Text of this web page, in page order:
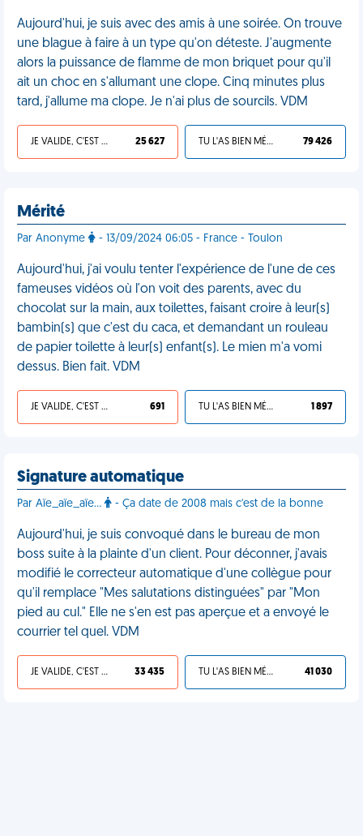
Aujourd'hui, je suis avec des amis à une soirée. On trouve
une blague à faire à un type qu'on déteste. J'augmente
alors la puissance de flamme de mon briquet pour qu'il
ait un choc en s'allumant une clope. Cinq minutes plus
tard, j'allume ma clope. Je n'ai plus de sourcils. VDM
JE VALIDE, C'EST UNE VDM 25 627 TU L'AS BIEN MÉRITÉ 79 426
Mérité
Par Anonyme - 13/09/2024 06:05 - France - Toulon
Aujourd'hui, j'ai voulu tenter l'expérience de l'une de ces
fameuses vidéos où l'on voit des parents, avec du
chocolat sur la main, aux toilettes, faisant croire à leur(s)
bambin(s) que c'est du caca, et demandant un rouleau
de papier toilette à leur(s) enfant(s). Le mien m'a vomi
dessus. Bien fait. VDM
JE VALIDE, C'EST UNE VDM 691 TU L'AS BIEN MÉRITÉ 1 897
Signature automatique
Par Aïe_aïe_aïe... - Ça date de 2008 mais c'est de la bonne
Aujourd'hui, je suis convoqué dans le bureau de mon
boss suite à la plainte d'un client. Pour déconner, j'avais
modifié le correcteur automatique d'une collègue pour
qu'il remplace "Mes salutations distinguées" par "Mon
pied au cul." Elle ne s'en est pas aperçue et a envoyé le
courrier tel quel. VDM
JE VALIDE, C'EST UNE VDM 33 435 TU L'AS BIEN MÉRITÉ 41 030